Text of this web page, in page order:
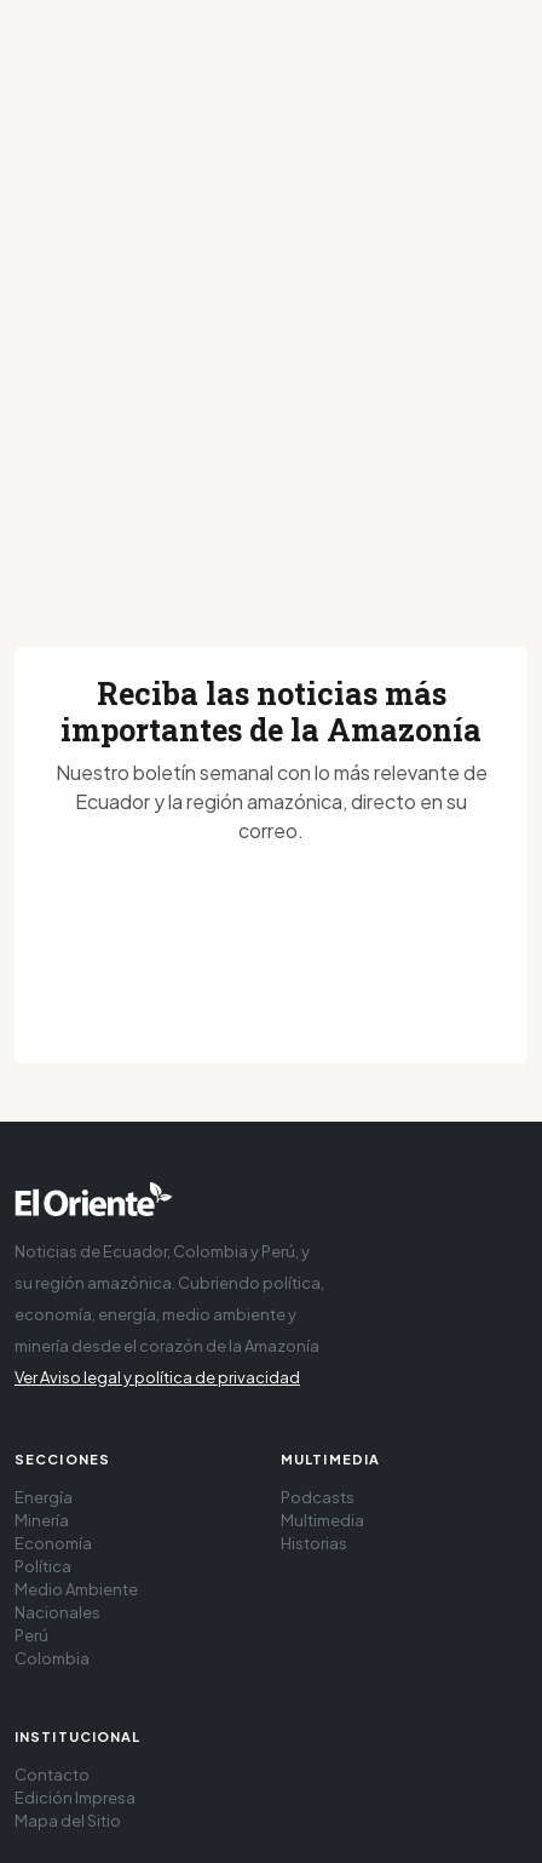
Reciba las noticias más
importantes de la Amazonía
Nuestro boletín semanal con lo más relevante de
Ecuador y la región amazónica, directo en su
correo.
Noticias de Ecuador, Colombia y Perú, y
su región amazónica. Cubriendo política,
economía, energía, medio ambiente y
minería desde el corazón de la Amazonía
Ver Aviso legal y política de privacidad
SECCIONES
Energía
Minería
Economía
Política
Medio Ambiente
Nacionales
Perú
Colombia
MULTIMEDIA
Podcasts
Multimedia
Historias
INSTITUCIONAL
Contacto
Edición Impresa
Mapa del Sitio